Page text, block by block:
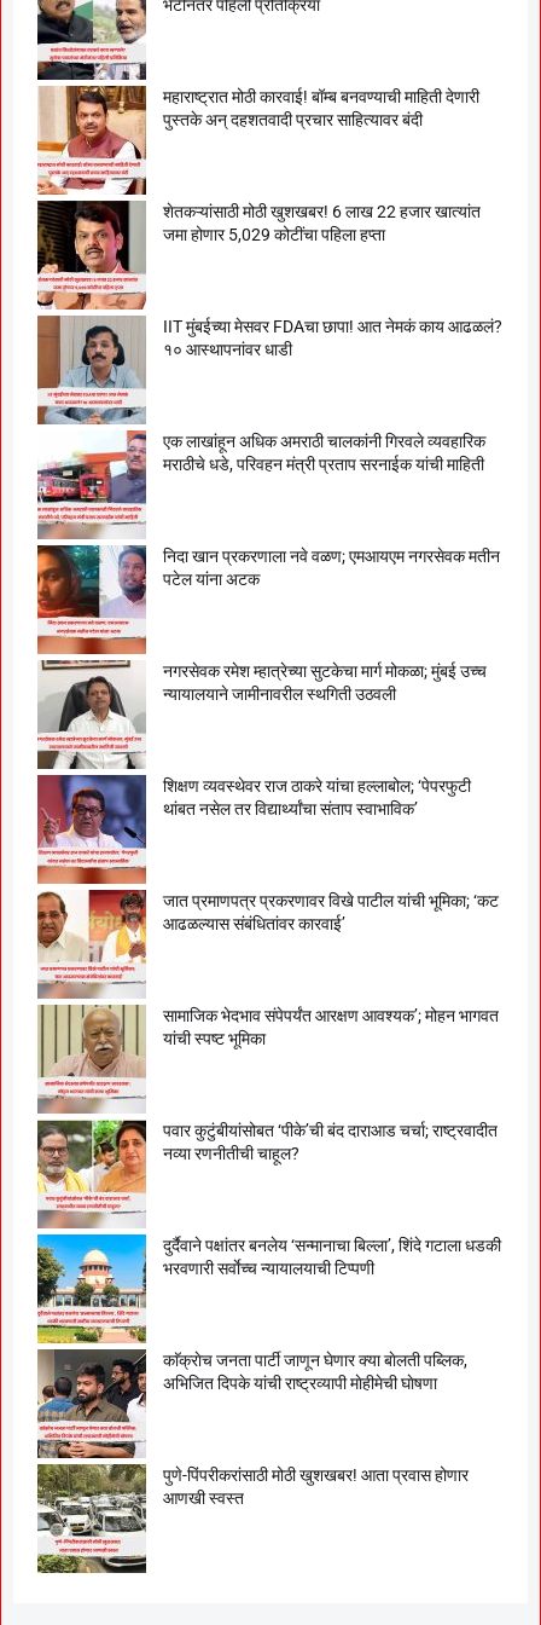
भेटीनंतर पहिली प्रतिक्रिया
महाराष्ट्रात मोठी कारवाई! बॉम्ब बनवण्याची माहिती देणारी
पुस्तके अन् दहशतवादी प्रचार साहित्यावर बंदी
शेतकऱ्यांसाठी मोठी खुशखबर! 6 लाख 22 हजार खात्यांत
जमा होणार 5,029 कोटींचा पहिला हप्ता
IIT मुंबईच्या मेसवर FDAचा छापा! आत नेमकं काय आढळलं?
१० आस्थापनांवर धाडी
एक लाखांहून अधिक अमराठी चालकांनी गिरवले व्यवहारिक
मराठीचे धडे, परिवहन मंत्री प्रताप सरनाईक यांची माहिती
निदा खान प्रकरणाला नवे वळण; एमआयएम नगरसेवक मतीन
पटेल यांना अटक
नगरसेवक रमेश म्हात्रेच्या सुटकेचा मार्ग मोकळा; मुंबई उच्च
न्यायालयाने जामीनावरील स्थगिती उठवली
शिक्षण व्यवस्थेवर राज ठाकरे यांचा हल्लाबोल; ‘पेपरफुटी
थांबत नसेल तर विद्यार्थ्यांचा संताप स्वाभाविक’
जात प्रमाणपत्र प्रकरणावर विखे पाटील यांची भूमिका; ‘कट
आढळल्यास संबंधितांवर कारवाई’
सामाजिक भेदभाव संपेपर्यंत आरक्षण आवश्यक’; मोहन भागवत
यांची स्पष्ट भूमिका
पवार कुटुंबीयांसोबत ‘पीके’ची बंद दाराआड चर्चा; राष्ट्रवादीत
नव्या रणनीतीची चाहूल?
दुर्दैवाने पक्षांतर बनलेय ‘सन्मानाचा बिल्ला’, शिंदे गटाला धडकी
भरवणारी सर्वाेच्च न्यायालयाची टिप्पणी
काॅक्राेच जनता पार्टी जाणून घेणार क्या बाेलती पब्लिक,
अभिजित दिपके यांची राष्ट्रव्यापी माेहीमेची घाेषणा
पुणे-पिंपरीकरांसाठी मोठी खुशखबर! आता प्रवास होणार
आणखी स्वस्त